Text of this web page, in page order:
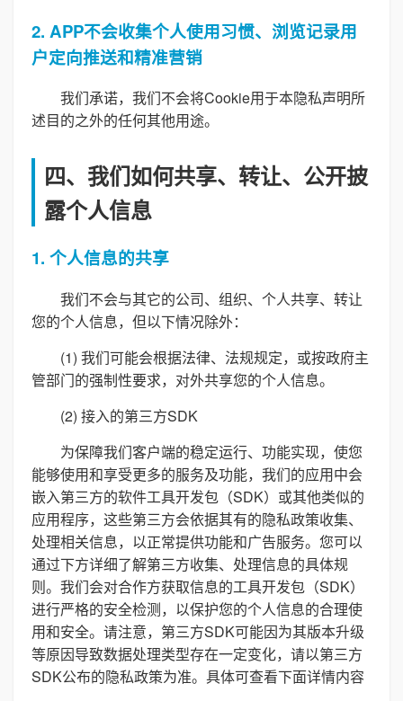
2. APP不会收集个人使用习惯、浏览记录用
户定向推送和精准营销
我们承诺，我们不会将Cookie用于本隐私声明所
述目的之外的任何其他用途。
四、我们如何共享、转让、公开披
露个人信息
1. 个人信息的共享
我们不会与其它的公司、组织、个人共享、转让
您的个人信息，但以下情况除外：
(1) 我们可能会根据法律、法规规定，或按政府主
管部门的强制性要求，对外共享您的个人信息。
(2) 接入的第三方SDK
为保障我们客户端的稳定运行、功能实现，使您
能够使用和享受更多的服务及功能，我们的应用中会
嵌入第三方的软件工具开发包（SDK）或其他类似的
应用程序，这些第三方会依据其有的隐私政策收集、
处理相关信息，以正常提供功能和广告服务。您可以
通过下方详细了解第三方收集、处理信息的具体规
则。我们会对合作方获取信息的工具开发包（SDK）
进行严格的安全检测，以保护您的个人信息的合理使
用和安全。请注意，第三方SDK可能因为其版本升级
等原因导致数据处理类型存在一定变化，请以第三方
SDK公布的隐私政策为准。具体可查看下面详情内容